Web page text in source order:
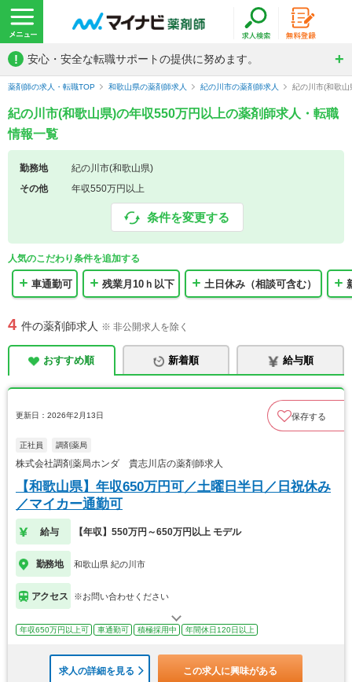
! 安心・安全な転職サポートの提供に努めます。
薬剤師の求人・転職TOP 和歌山県の薬剤師求人 紀の川市の薬剤師求人 紀の川市(和歌
紀の川市(和歌山県)の年収550万円以上の薬剤師求人・転職
情報一覧
勤務地
紀の川市(和歌山県)
その他
年収550万円以上
条件を変更する
人気のこだわり条件を追加する
車通勤可 残業月10ｈ以下 土日休み（相談可含む）
4 件の薬剤師求人 ※ 非公開求人を除く
おすすめ順 新着順 給与順
更新日：2026年2月13日 保存する
正社員 調剤薬局
株式会社調剤薬局ホンダ 貴志川店の薬剤師求人
【和歌山県】年収650万円可／土曜日半日／日祝休み
／マイカー通勤可
給与 【年収】550万円～650万円以上 モデル
勤務地 和歌山県 紀の川市
アクセス ※お問い合わせください
年収650万円以上可 車通勤可 積極採用中 年間休日120日以上
求人の詳細を見る この求人に興味がある